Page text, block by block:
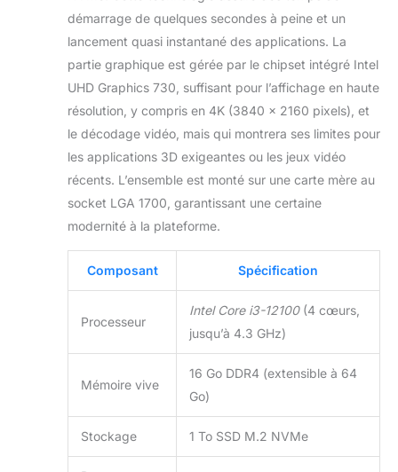
à l'école à domicile
en offrant une
facilité d'utilisation
maximale. La carte
par un vaste choix
de ports tels que 1
port VGA, 1 HDMI, 2
DP, 1 PS/2, LAN, 3
ports audio de 3,5
un accessoire
polyvalent idéal
pour un usage
nos systèmes,
uniquement des
composants de
qualité supérieure
renommés. Chaque
système est soumis
démarrage de quelques secondes à peine et un
lancement quasi instantané des applications. La
partie graphique est gérée par le chipset intégré Intel
UHD Graphics 730, suffisant pour l’affichage en haute
résolution, y compris en 4K (3840 x 2160 pixels), et
le décodage vidéo, mais qui montrera ses limites pour
les applications 3D exigeantes ou les jeux vidéo
récents. L’ensemble est monté sur une carte mère au
socket LGA 1700, garantissant une certaine
modernité à la plateforme.
Composant Spécification
Processeur
Intel Core i3-12100(4 cœurs,
jusqu’à 4.3 GHz)
Mémoire vive
16 Go DDR4 (extensible à 64
Go)
Stockage 1 To SSD M.2 NVMe